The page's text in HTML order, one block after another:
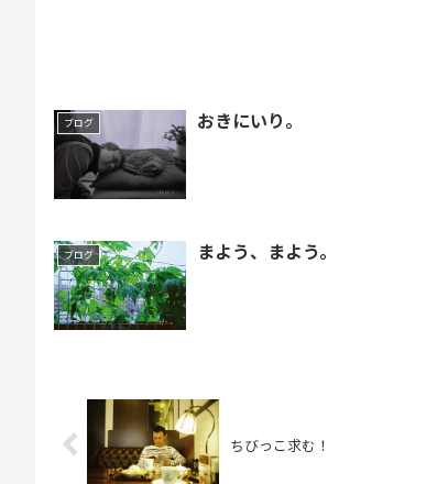
ブログ おきにいり。
ブログ まよう、まよう。
ちびっこ求む！